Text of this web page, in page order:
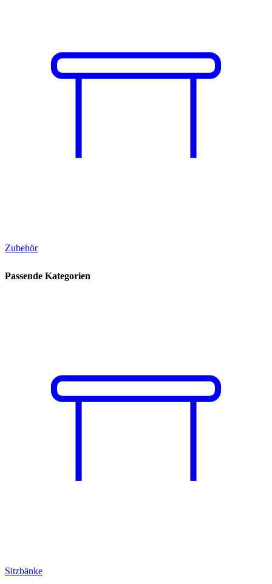
Zubehör
Passende Kategorien
Sitzbänke